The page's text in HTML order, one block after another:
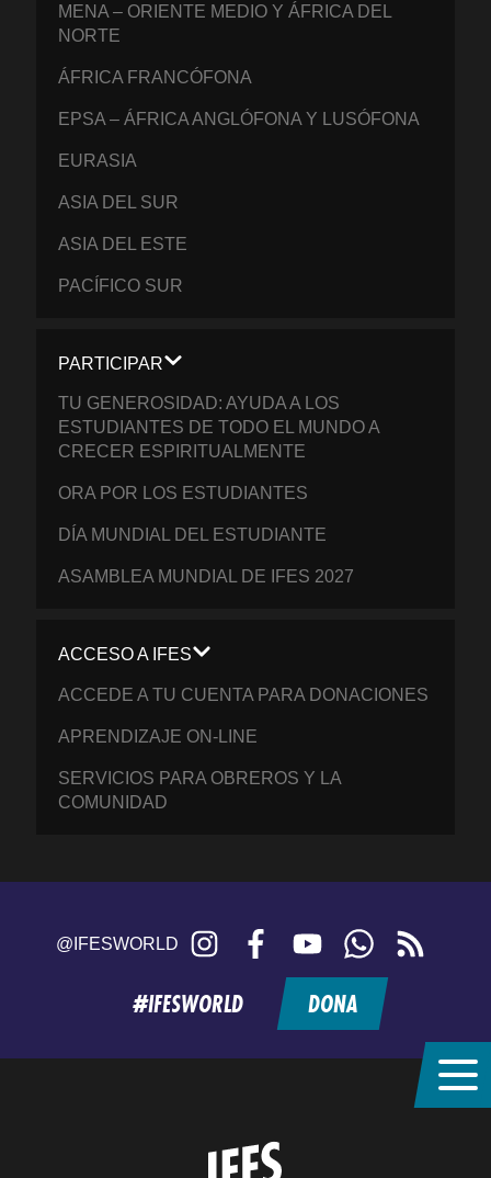
MENA – ORIENTE MEDIO Y ÁFRICA DEL
NORTE
ÁFRICA FRANCÓFONA
EPSA – ÁFRICA ANGLÓFONA Y LUSÓFONA
EURASIA
ASIA DEL SUR
ASIA DEL ESTE
PACÍFICO SUR
PARTICIPAR
TU GENEROSIDAD: AYUDA A LOS
ESTUDIANTES DE TODO EL MUNDO A
CRECER ESPIRITUALMENTE
ORA POR LOS ESTUDIANTES
DÍA MUNDIAL DEL ESTUDIANTE
ASAMBLEA MUNDIAL DE IFES 2027
ACCESO A IFES
ACCEDE A TU CUENTA PARA DONACIONES
APRENDIZAJE ON-LINE
SERVICIOS PARA OBREROS Y LA
COMUNIDAD
@IFESWORLD Instagram FacebookYouTubeWhatsApp
feed
#IFESWORLD DONA